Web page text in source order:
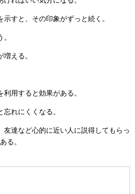
すと、その印象がずっと続く。
える。
用すると効果がある。
れにくくなる。
友達など心的に近い人に説得してもらっ
る。